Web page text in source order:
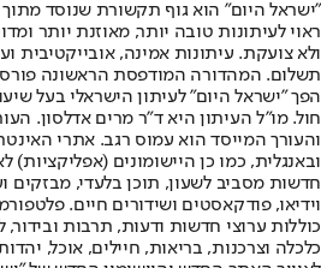
"ישראל היום" הוא גוף תקשורת שנוסד
ראוי לעיתונות טובה יותר, מאוזנת יותר
ולא צועקת. עיתונות אמינה, אובייקטיבית
הפך "ישראל היום" לעיתון הישראלי בעל
חול. מו"ל העיתון היא ד"ר מרים אדלסון.
והעורך המייסד הוא עמוס רגב. אתרי
חדשות מסביב לשעון, תוכן בלעדי, מבזקים
וידיאו, פודקאסטים ושידורים חיים.
כוללות ערוצי חדשות ודעות, תרבות ובידור,